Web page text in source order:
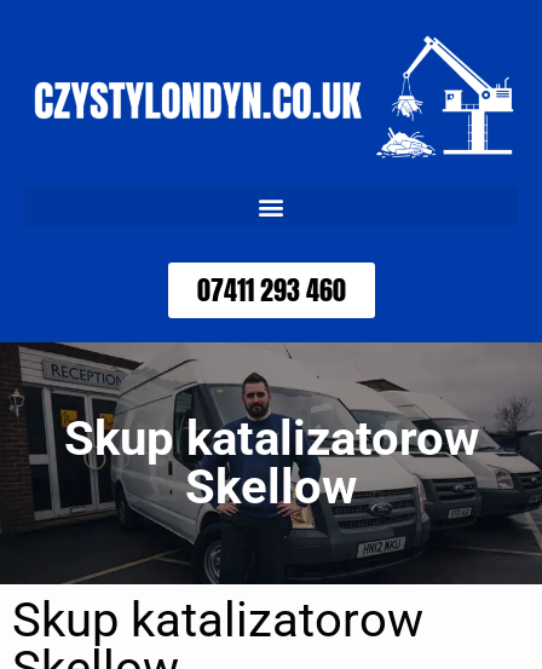
07411 293 460
Skup katalizatorow
Skellow
Skup katalizatorow